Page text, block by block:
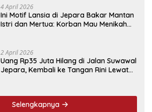
4 April 2026
Ini Motif Lansia di Jepara Bakar Mantan
Istri dan Mertua: Korban Mau Menikah
2 April 2026
Uang Rp35 Juta Hilang di Jalan Suwawal
Jepara, Kembali ke Tangan Rini Lewat
Selengkapnya